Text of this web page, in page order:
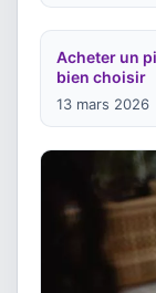
Acheter un
bien choisir
13 mars 2026